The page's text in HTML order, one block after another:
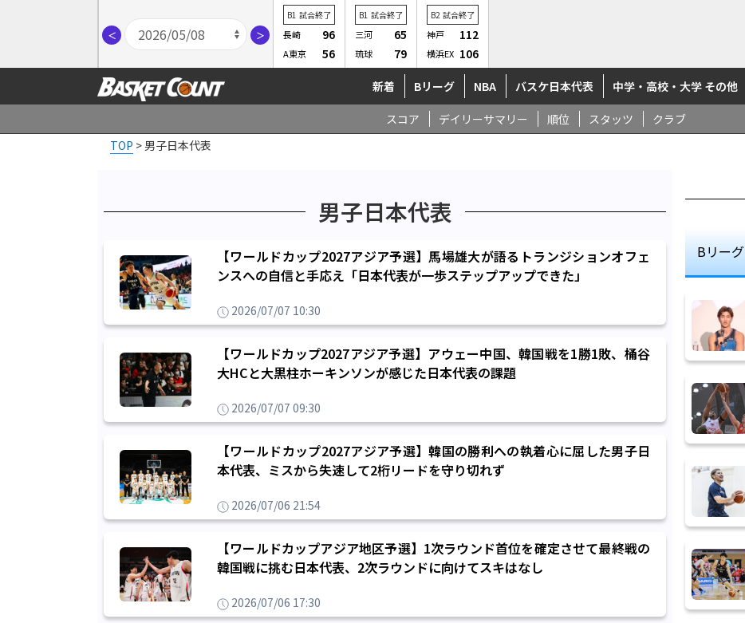
＜ ＞
B1 試合終了
長崎 96
A東京 56
B1 試合終了
三河 65
琉球 79
B2 試合終了
神戸 112
横浜EX 106
新着 Bリーグ NBA バスケ日本代表 中学・高校・大学 その他
スコア デイリーサマリー 順位 スタッツ
クラブ
TOP >男子日本代表
男子日本代表
【ワールドカップ2027アジア予選】馬場雄大が語るトランジションオフェ
ンスへの自信と手応え「日本代表が一歩ステップアップできた」
2026/07/07 10:30
【ワールドカップ2027アジア予選】アウェー中国、韓国戦を1勝1敗、桶谷
大HCと大黒柱ホーキンソンが感じた日本代表の課題
2026/07/07 09:30
【ワールドカップ2027アジア予選】韓国の勝利への執着心に屈した男子日
本代表、ミスから失速して2桁リードを守り切れず
2026/07/06 21:54
【ワールドカップアジア地区予選】1次ラウンド首位を確定させて最終戦の
韓国戦に挑む日本代表、2次ラウンドに向けてスキはなし
2026/07/06 17:30
Bリーグ